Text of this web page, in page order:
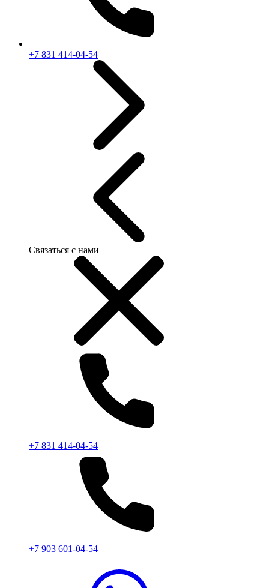
+7 831 414-04-54
Связаться с нами
+7 831 414-04-54
+7 903 601-04-54